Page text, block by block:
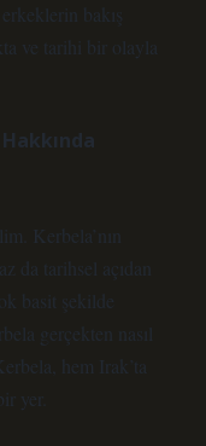
bakış
ve tarihi bir olayla
Kerbela’nın
da tarihsel açıdan
basit şekilde
gerçekten nasıl
hem Irak’ta
yer.